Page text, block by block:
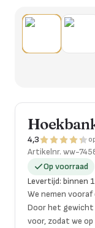
4,3
Artikelnr. ww-
Op voorraad
Levertijd: binnen
We nemen
Door het
voor, zodat we